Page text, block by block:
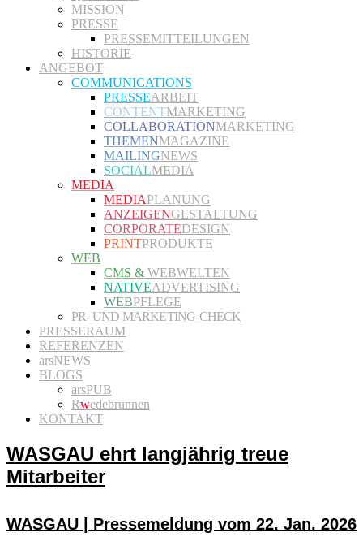
MISSION
PRESSE
PRESSEMITTEILUNGEN
HISTORIE
ANGEBOT
COMMUNICATIONS
PRESSEARBEIT
CONTENTMARKETING
COLLABORATIONMARKETING
THEMENMAGAZINE
MAILINGNEWS
SOCIALMEDIA
MEDIA
MEDIAPLANUNG
ANZEIGENGESTALTUNG
CORPORATEDESIGN
PRINTPRODUKTE
WEB
CMS & WEBWELTEN
NATIVEADVERTISING
WEBPFLEGE
PR- UND MARKETING-CHECK
PRESSERAUM
REFERENZEN
arsNEWS
BLOGS
arsPUB
Rwedebrunnen
KONTAKT
WASGAU ehrt langjährig treue
Mitarbeiter
WASGAU | Pressemeldung vom 22. Jan. 2026